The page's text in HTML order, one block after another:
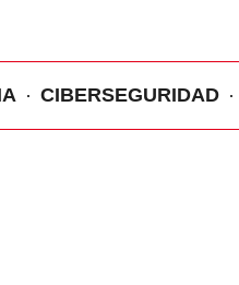
CIBERSEGURIDAD